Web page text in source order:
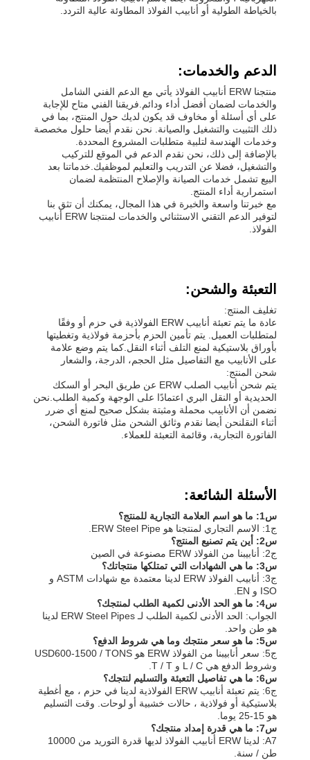
بالخياطة الطولية أو أنابيب الفولاذ المطاوئة عالية التردد.
الدعم والخدمات:
منتجنا ERW أنابيب الفولاذ يأتي مع الدعم الفني الشامل
والخدمات لضمان أفضل أداء ودائم.فريقنا الفني متاح للإجابة
على أي أسئلة أو مخاوف قد يكون لديك حول المنتج، بما في
ذلك التثبيت والتشغيل والصيانة. نحن نقدم أيضا حلول مخصصة
وخدمات الهندسة لتلبية متطلبات المشروع المحددة.
بالإضافة إلى ذلك، نحن نقدم الدعم في الموقع للتركيب
والتشغيل، فضلا عن التدريب والتعليم لموظفيك.خدماتنا بعد
البيع تشمل خدمات الصيانة والإصلاح المنتظمة لضمان
استمرارية أداء المنتج.
مع خبرتنا واسعة والخبرة في هذا المجال، يمكنك أن تثق بنا
لتوفير الدعم التقني الاستثنائي والخدمات لمنتجنا ERW أنابيب
الفولاذ.
التعبئة والشحن:
تغليف المنتج:
عادة ما يتم تعبئة أنابيب ERW الفولاذية في حزم أو وفقًا
لمتطلبات العميل. يتم تأمين الحزم بأحزمة فولاذية وتغطيتها
بأوراق بلاستيكية لمنع التلف أثناء النقل.كما يتم وضع علامة
على الأنابيب مع التفاصيل مثل الحجم، الدرجة، والشعار
شحن المنتج:
يتم شحن أنابيب الصلب ERW عن طريق البحر أو السكك
الحديدية أو النقل البري اعتمادًا على الوجهة وكمية الطلب.نحن
نضمن أن الأنابيب محملة ومثبتة بشكل صحيح لمنع أي ضرر
أثناء النقلنحن أيضا نقدم وثائق الشحن مثل فاتورة الشحن،
الفاتورة التجارية، وقائمة التعبئة للعملاء.
الأسئلة الشائعة:
س1: ما هو اسم العلامة التجارية للمنتج؟
ج1: الاسم التجاري لمنتجنا هو ERW Steel Pipe.
س2: أين يتم تصنيع المنتج؟
ج2: أنابيبنا من الفولاذ ERW مصنوعة في الصين
س3: ما هي الشهادات التي تمتلكها منتجاتك؟
ج3: أنابيب الفولاذ ERW لدينا معتمدة مع شهادات ASTM و
ISO و EN.
س4: ما هو الحد الأدنى لكمية الطلب لمنتجك؟
الجواب: الحد الأدنى لكمية الطلب لـ ERW Steel Pipes لدينا
هو طن واحد.
س5: ما هو سعر منتجك وما هي شروط الدفع؟
ج5: سعر أنابيبنا من الفولاذ ERW هو USD600-1500 / TONS
وشروط الدفع هي L / C و T / T.
س6: ما هي تفاصيل التعبئة والتسليم لنتجك؟
ج6: يتم تعبئة أنابيب ERW الفولاذية لدينا في حزم ، مع أغطية
بلاستيكية أو فولاذية ، حالات خشبية أو لوحات. وقت التسليم
هو 15-25 يوما.
س7: ما هي قدرة إمداد منتجك؟
A7: لدينا ERW أنابيب الفولاذ لديها قدرة التوريد من 10000
طن / سنة.